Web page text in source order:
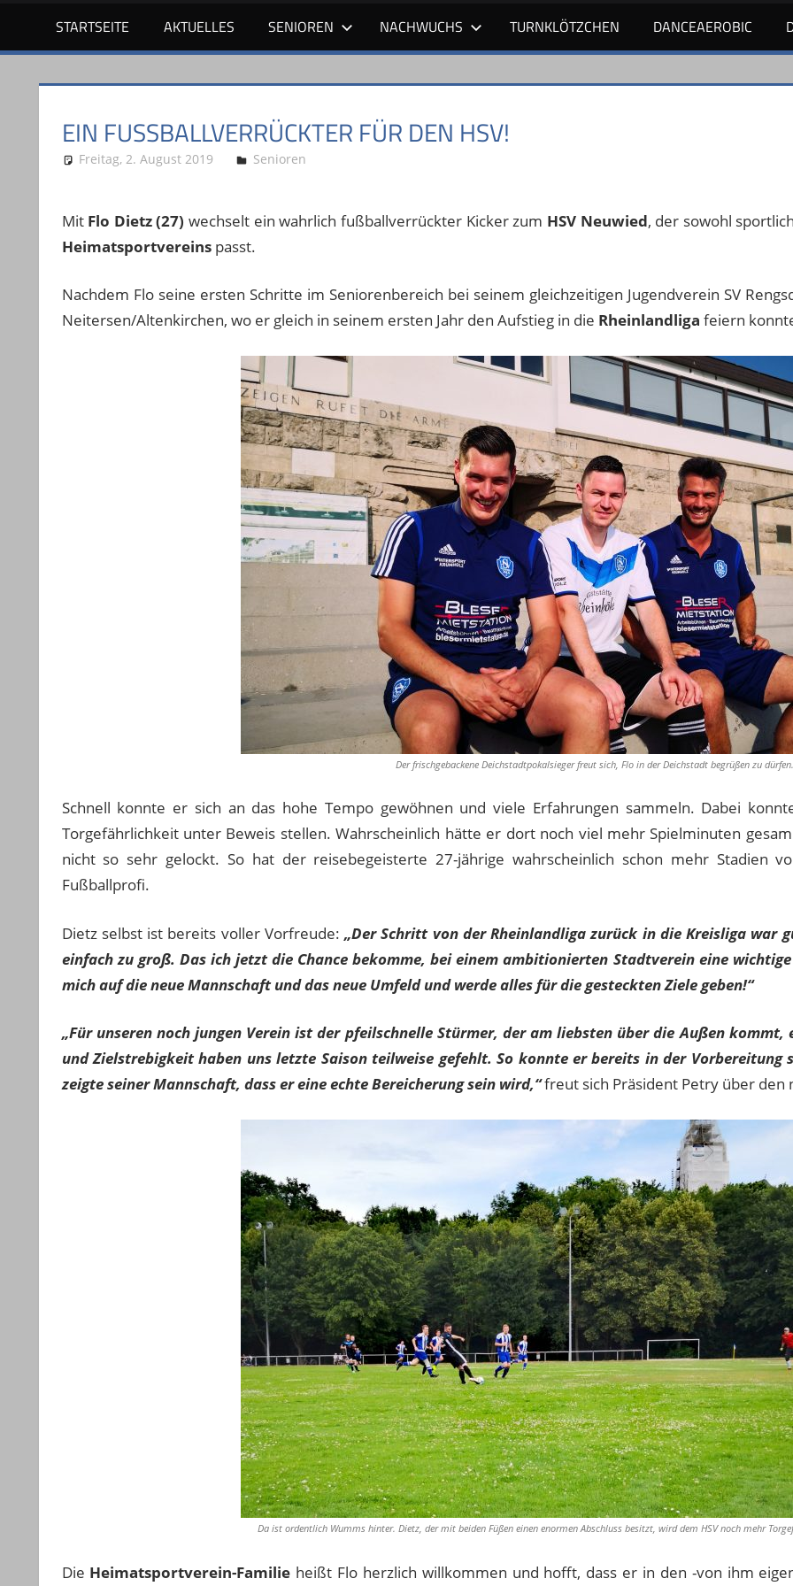
STARTSEITE AKTUELLES SENIOREN NACHWUCHS TURNKLÖTZCHEN DANCEAEROBIC
EIN FUSSBALLVERRÜCKTER FÜR DEN HSV!
Freitag, 2. August 2019 Stephan P.
Senioren
Mit Flo Dietz (27) wechselt ein wahrlich fußballverrückter Kicker zum HSV Neuwied, der sowohl
Heimatsportvereinspasst.
Nachdem Flo seine ersten Schritte im Seniorenbereich bei seinem gleichzeitigen Jugendverein SV
Neitersen/Altenkirchen, wo er gleich in seinem ersten Jahr den Aufstieg in die Rheinlandliga feiern
Der frischgebackene Deichstadtpokalsieger freut sich, Flo in der Deichstadt begrüßen zu dürfen.
Schnell konnte er sich an das hohe Tempo gewöhnen und viele Erfahrungen sammeln. Dabei
Torgefährlichkeit unter Beweis stellen. Wahrscheinlich hätte er dort noch viel mehr Spielminuten
nicht so sehr gelockt. So hat der reisebegeisterte 27-jährige wahrscheinlich schon mehr Stadien
Fußballprofi.
Dietz selbst ist bereits voller Vorfreude:„Der Schritt von der Rheinlandliga zurück in die Kreisliga war
einfach zu groß. Das ich jetzt die Chance bekomme, bei einem ambitionierten Stadtverein eine
mich auf die neue Mannschaft und das neue Umfeld und werde alles für die gesteckten Ziele geben!“
„Für unseren noch jungen Verein ist derpfeilschnelle Stürmer, der am liebsten über die Außen kommt,
und Zielstrebigkeit haben uns letzte Saison teilweise gefehlt. So konnte er bereits in der Vorbereitung
zeigte seiner Mannschaft, dass er eine echte Bereicherung sein wird,“freut sich Präsident Petry über den
Da ist ordentlich Wumms hinter. Dietz, der mit beiden Füßen einen enormen Abschluss besitzt, wird dem HSV noch mehr
Die Heimatsportverein-Familie heißt Flo herzlich willkommen und hofft, dass er in den -von ihm